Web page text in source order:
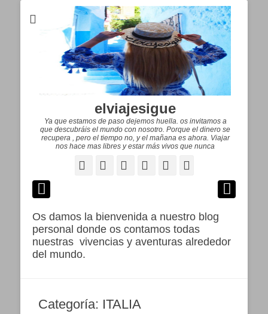
elviajesigue
Ya que estamos de paso dejemos huella. os invitamos a
que descubráis el mundo con nosotro. Porque el dinero se
recupera , pero el tiempo no, y el mañana es ahora. Viajar
nos hace mas libres y estar más vivos que nunca
Facebook
CorreoWordPress
PinterestYouTube
Os damos la bienvenida a nuestro blog
personal donde os contamos todas
nuestras vivencias y aventuras alrededor
del mundo.
Categoría: ITALIA